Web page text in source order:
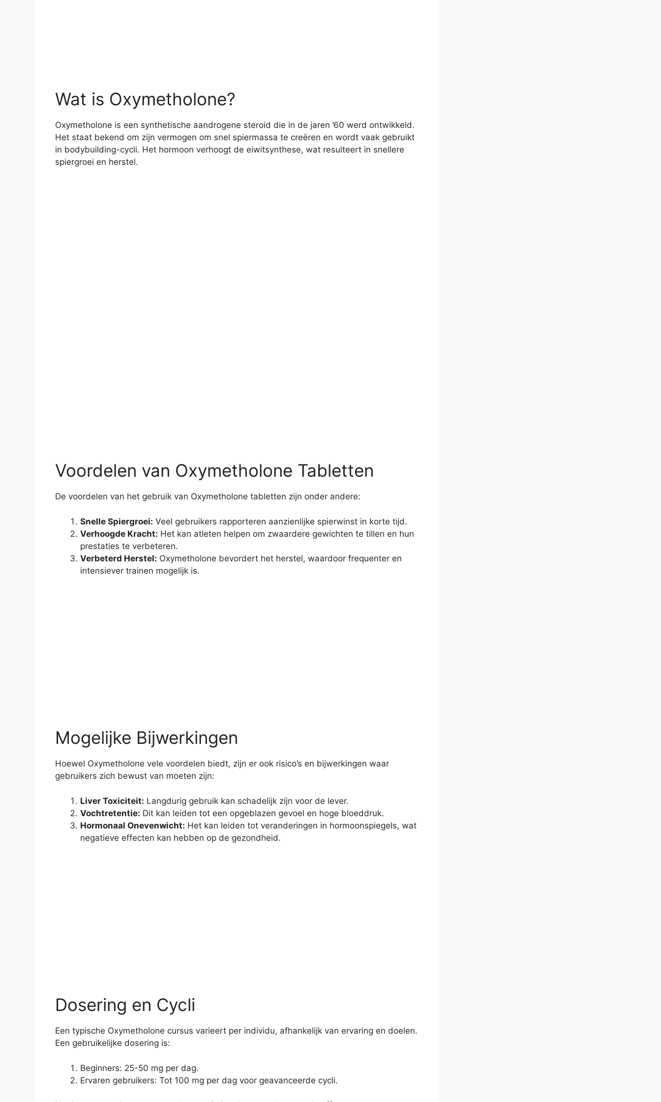
Wat is Oxymetholone?
Oxymetholone is een synthetische aandrogene steroid die in de jaren ’60 werd ontwikkeld.
Het staat bekend om zijn vermogen om snel spiermassa te creëren en wordt vaak gebruikt
in bodybuilding-cycli. Het hormoon verhoogt de eiwitsynthese, wat resulteert in snellere
spiergroei en herstel.
Voordelen van Oxymetholone Tabletten
De voordelen van het gebruik van Oxymetholone tabletten zijn onder andere:
Snelle Spiergroei: Veel gebruikers rapporteren aanzienlijke spierwinst in korte tijd.
Verhoogde Kracht: Het kan atleten helpen om zwaardere gewichten te tillen en hun
prestaties te verbeteren.
Verbeterd Herstel: Oxymetholone bevordert het herstel, waardoor frequenter en
intensiever trainen mogelijk is.
Mogelijke Bijwerkingen
Hoewel Oxymetholone vele voordelen biedt, zijn er ook risico’s en bijwerkingen waar
gebruikers zich bewust van moeten zijn:
Liver Toxiciteit: Langdurig gebruik kan schadelijk zijn voor de lever.
Vochtretentie: Dit kan leiden tot een opgeblazen gevoel en hoge bloeddruk.
Hormonaal Onevenwicht: Het kan leiden tot veranderingen in hormoonspiegels, wat
negatieve effecten kan hebben op de gezondheid.
Dosering en Cycli
Een typische Oxymetholone cursus varieert per individu, afhankelijk van ervaring en doelen.
Een gebruikelijke dosering is:
Beginners: 25-50 mg per dag.
Ervaren gebruikers: Tot 100 mg per dag voor geavanceerde cycli.